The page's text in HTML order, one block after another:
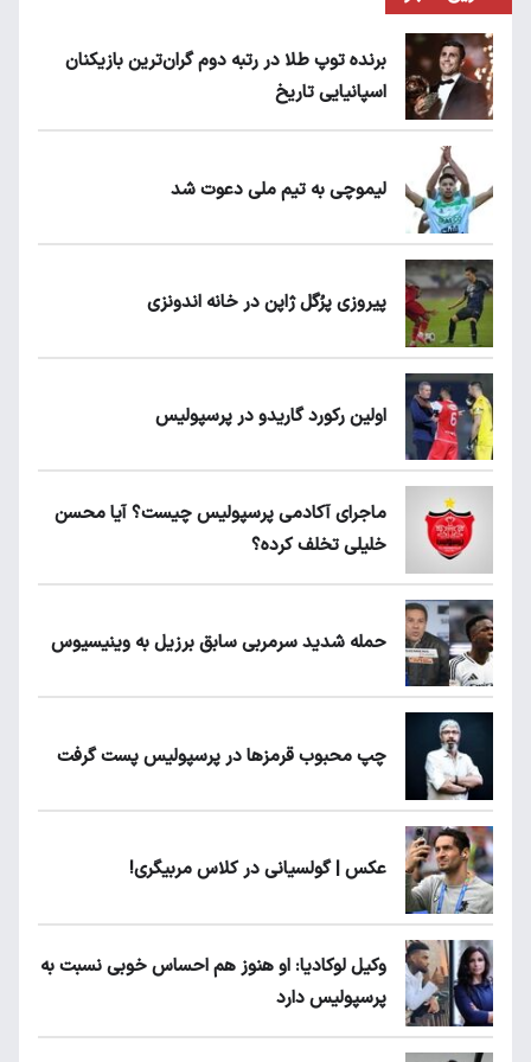
برنده توپ طلا در رتبه دوم گران‌ترین بازیکنان
اسپانیایی تاریخ
لیموچی به تیم ملی دعوت شد
پیروزی پرُگل ژاپن در خانه اندونزی
اولین رکورد گاریدو در پرسپولیس
ماجرای آکادمی پرسپولیس چیست؟ آیا محسن
خلیلی تخلف کرده؟
حمله شدید سرمربی سابق برزیل به وینیسیوس
چپ محبوب قرمزها در پرسپولیس پست گرفت
عکس | گولسیانی در کلاس مربیگری!
وکیل لوکادیا: او هنوز هم احساس خوبی نسبت به
پرسپولیس دارد